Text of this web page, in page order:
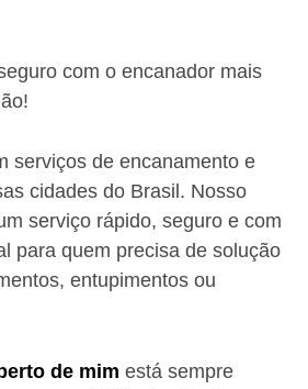
com o encanador mais
serviços de encanamento e
cidades do Brasil. Nosso
serviço rápido, seguro e com
para quem precisa de solução
entupimentos ou
de mim está sempre